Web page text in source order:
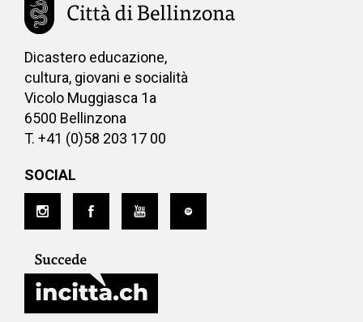
Dicastero educazione,
cultura, giovani e socialità
Vicolo Muggiasca 1a
6500 Bellinzona
T. +41 (0)58 203 17 00
SOCIAL